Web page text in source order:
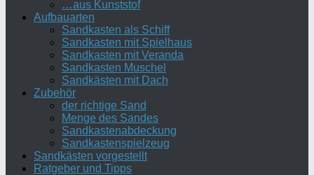
…aus Kunststof
Aufbauarten
Sandkasten als Schiff
Sandkasten mit Spielhaus
Sandkasten mit Veranda
Sandkasten Muschel
Sandkästen mit Dach
Zubehör
der richtige Sand
Menge des Sandes
Sandkastenabdeckung
Sandkastenspielzeug
Sandkästen vorgestellt
Ratgeber und Tipps